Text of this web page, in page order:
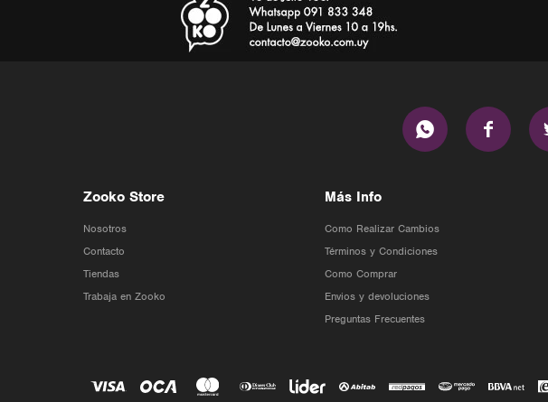
 
Zooko Store
Nosotros
Contacto
Tiendas
Trabaja en Zooko
Más Info
Como Realizar Cambios
Términos y Condiciones
Como Comprar
Envios y devoluciones
Preguntas Frecuentes